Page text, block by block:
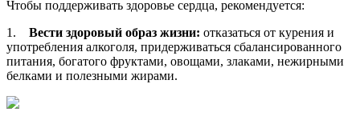
Чтобы поддерживать здоровье сердца, рекомендуется:
1. Вести здоровый образ жизни: отказаться от курения и
употребления алкоголя, придерживаться сбалансированного
питания, богатого фруктами, овощами, злаками, нежирными
белками и полезными жирами.